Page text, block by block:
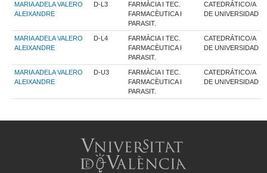
MARIA ADELA VALERO
ALEIXANDRE
D-L3
FARMÀCIA I TEC.
FARMACÈUTICA I
PARASIT.
CATEDRÁTICO/A
DE UNIVERSIDAD
MARIA ADELA VALERO
ALEIXANDRE
D-L4
FARMÀCIA I TEC.
FARMACÈUTICA I
PARASIT.
CATEDRÁTICO/A
DE UNIVERSIDAD
MARIA ADELA VALERO
ALEIXANDRE
D-U3
FARMÀCIA I TEC.
FARMACÈUTICA I
PARASIT.
CATEDRÁTICO/A
DE UNIVERSIDAD